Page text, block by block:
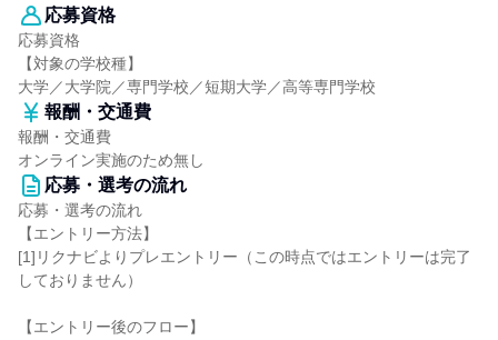
応募資格
応募資格
【対象の学校種】
大学／大学院／専門学校／短期大学／高等専門学校
報酬・交通費
報酬・交通費
オンライン実施のため無し
応募・選考の流れ
応募・選考の流れ
【エントリー方法】
[1]リクナビよりプレエントリー（この時点ではエントリーは完了
しておりません）
【エントリー後のフロー】